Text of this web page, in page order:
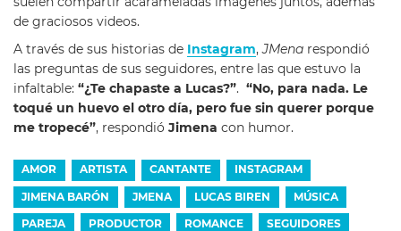
de graciosos videos.
A través de sus historias de Instagram,JMena respondió
las preguntas de sus seguidores, entre las que estuvo la
infaltable: “¿Te chapaste a Lucas?”. “No, para nada. Le
toqué un huevo el otro día, pero fue sin querer porque
me tropecé”, respondió Jimena con humor.
AMOR ARTISTA CANTANTE INSTAGRAM
JIMENA BARÓN JMENA LUCAS BIREN MÚSICA
PAREJA PRODUCTOR ROMANCE SEGUIDORES